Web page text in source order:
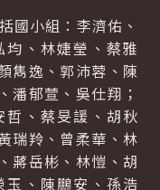
國小組：李濟佑、
、林婕瑩、蔡雅
雋逸、郭沛蓉、陳
潘郁萱、吳仕翔；
、蔡旻諼、胡秋
瑞羚、曾柔華、林
蔣岳彬、林愷、胡
、陳鵬安、孫浩